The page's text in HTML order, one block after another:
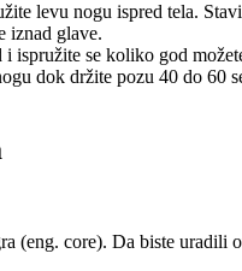
levu nogu ispred tela.
iznad glave.
ispružite se koliko god
dok držite pozu 40 do 60
(eng. core). Da biste uradili